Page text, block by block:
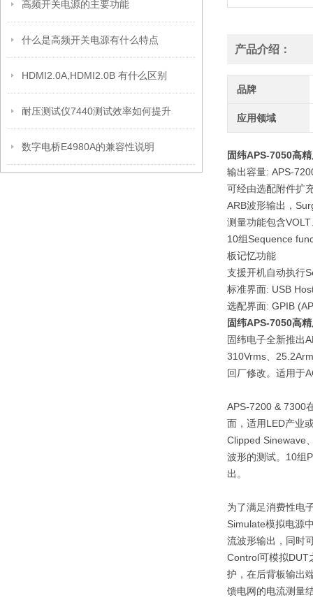
高频开关电源的主要功能
什么是高频开关电源有什么特点
HDMI2.0A,HDMI2.0B 有什么区别
耐压测试仪7440测试效率如何提升
数字电桥E4980A的兼容性说明
产品介绍：
品牌
应用领域
固纬APS-7050高
输出容量: APS-
可经由选配附件扩
ARB波形输出，
测量功能包含
10组Sequence
板记忆功能
支援开机自动执行
标准界面: USB
选配界面: GPIB
固纬APS-7050高
固纬电子全新推出
310Vrms、
回厂修改。适用于
APS-7200 & 7300
面，适用LED产业
Clipped Sinewave
波形的测试。10组
出。
为了满足消费性电
Simulate模拟电源
流波形输出，同时
Control可模拟DUT
护，在后背板输出
馈电网的电流测量